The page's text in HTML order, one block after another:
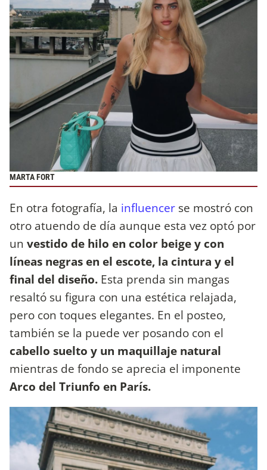
MARTA FORT
En otra fotografía, la influencer se mostró con
otro atuendo de día aunque esta vez optó por
un vestido de hilo en color beige y con
líneas negras en el escote, la cintura y el
final del diseño. Esta prenda sin mangas
resaltó su figura con una estética relajada,
pero con toques elegantes. En el posteo,
también se la puede ver posando con el
cabello suelto y un maquillaje natural
mientras de fondo se aprecia el imponente
Arco del Triunfo en París.